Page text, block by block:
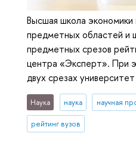
Высшая школа экономики
предметных областей и
предметных срезов
центра «Эксперт». При
двух срезах
Наука наука научная
рейтинг вузов